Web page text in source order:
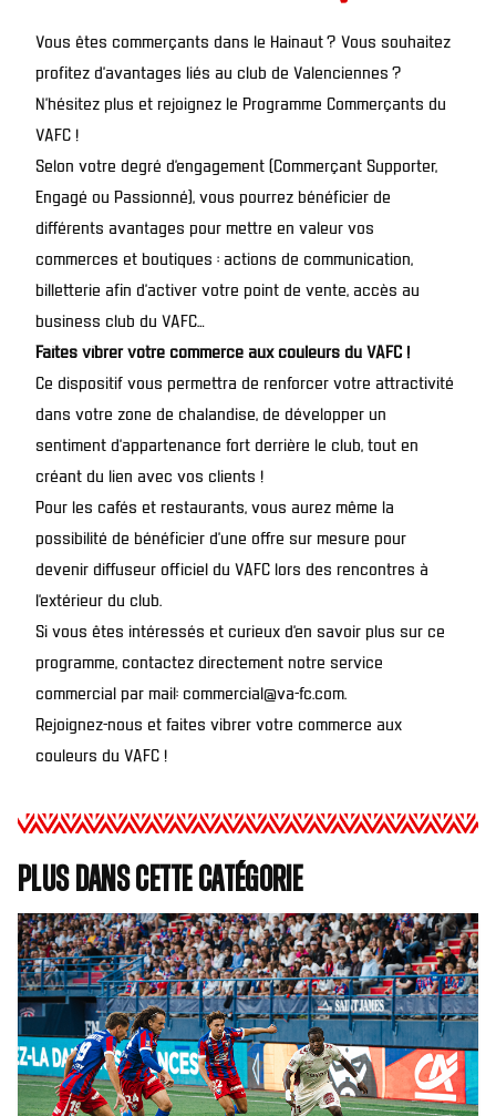
Vous êtes commerçants dans le Hainaut ? Vous souhaitez
profitez d’avantages liés au club de Valenciennes ?
N’hésitez plus et rejoignez le Programme Commerçants du
VAFC !
Selon votre degré d’engagement (Commerçant Supporter,
Engagé ou Passionné), vous pourrez bénéficier de
différents avantages pour mettre en valeur vos
commerces et boutiques : actions de communication,
billetterie afin d’activer votre point de vente, accès au
business club du VAFC…
Faites vibrer votre commerce aux couleurs du VAFC !
Ce dispositif vous permettra de renforcer votre attractivité
dans votre zone de chalandise, de développer un
sentiment d’appartenance fort derrière le club, tout en
créant du lien avec vos clients !
Pour les cafés et restaurants, vous aurez même la
possibilité de bénéficier d’une offre sur mesure pour
devenir diffuseur officiel du VAFC lors des rencontres à
l’extérieur du club.
Si vous êtes intéressés et curieux d’en savoir plus sur ce
programme, contactez directement notre service
commercial par mail: commercial@va-fc.com.
Rejoignez-nous et faites vibrer votre commerce aux
couleurs du VAFC !
Plus dans cette catégorie